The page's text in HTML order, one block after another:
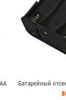
Батарейный